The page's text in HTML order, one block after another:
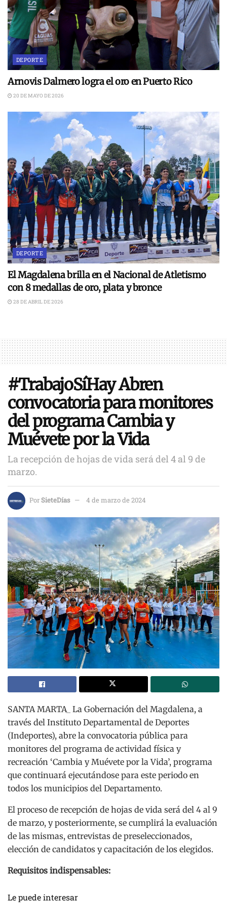
DEPORTE
Arnovis Dalmero logra el oro en Puerto Rico
20 DE MAYO DE 2026
DEPORTE
El Magdalena brilla en el Nacional de Atletismo
con 8 medallas de oro, plata y bronce
28 DE ABRIL DE 2026
#TrabajoSíHay Abren
convocatoria para monitores
del programa Cambia y
Muévete por la Vida
La recepción de hojas de vida será del 4 al 9 de
marzo.
PorSieteDías 4 de marzo de 2024
SANTA MARTA_ La Gobernación del Magdalena, a
través del Instituto Departamental de Deportes
(Indeportes), abre la convocatoria pública para
monitores del programa de actividad física y
recreación ‘Cambia y Muévete por la Vida’, programa
que continuará ejecutándose para este periodo en
todos los municipios del Departamento.
El proceso de recepción de hojas de vida será del 4 al 9
de marzo, y posteriormente, se cumplirá la evaluación
de las mismas, entrevistas de preseleccionados,
elección de candidatos y capacitación de los elegidos.
Requisitos indispensables:
Le puede interesar